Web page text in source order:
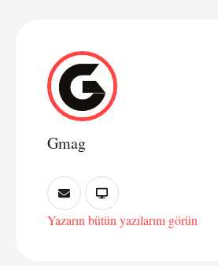
Gmag
Yazarın bütün yazılarını görün